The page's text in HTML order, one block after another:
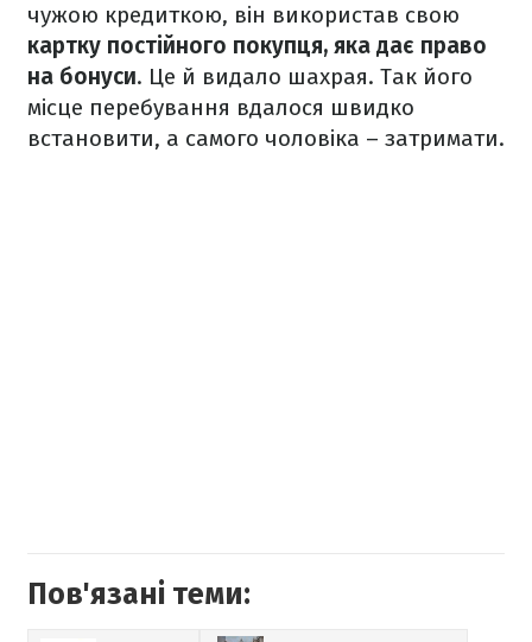
чужою кредиткою, він використав свою
картку постійного покупця, яка дає право
на бонуси. Це й видало шахрая. Так його
місце перебування вдалося швидко
встановити, а самого чоловіка – затримати.
Пов'язані теми: